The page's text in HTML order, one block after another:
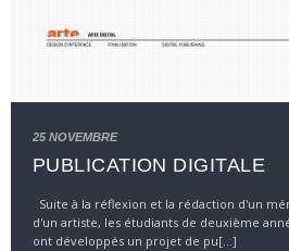
25 NOVEMBRE
PUBLICATION DIGITALE
Suite à la réflexion et la rédaction d'un
d'un artiste, les étudiants de deuxième
ont développés un projet de pu[...]